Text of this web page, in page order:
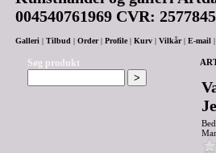
004540761969 CVR:
Galleri Tilbud Order| Profile| Kurv Vilkår| E-mail
Søg produkt